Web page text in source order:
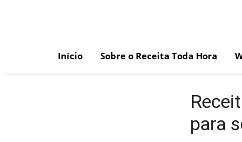
Início Sobre o Receita Toda Hora
para